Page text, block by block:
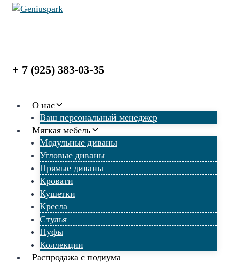
Перейти
+ 7 (925) 383-03-35
О нас
Ваш персональный менеджер
Мягкая мебель
Модульные диваны
Угловые диваны
Прямые диваны
Кровати
Кушетки
Кресла
Стулья
Пуфы
Коллекции
Распродажа с подиума